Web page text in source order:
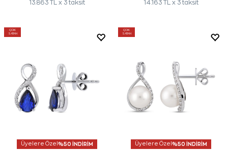
13.863 TL x 3 taksit 14.163 TL x 3 taksit
ÇOK
SATAN
Üyelere Özel %50 İNDİRİM
ÇOK
SATAN
Üyelere Özel %50 İNDİRİM